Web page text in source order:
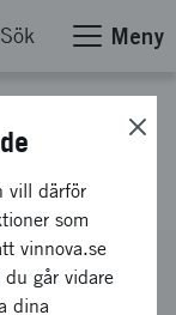
Sök Meny
vill därför
som
vinnova.se
går vidare
dina